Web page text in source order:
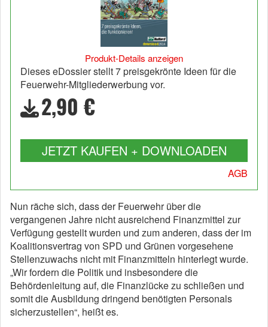
Produkt-Details anzeigen
Dieses eDossier stellt 7 preisgekrönte Ideen für die
Feuerwehr-Mitgliederwerbung vor.
2,90 €
JETZT KAUFEN + DOWNLOADEN
AGB
Nun räche sich, dass der Feuerwehr über die
vergangenen Jahre nicht ausreichend Finanzmittel zur
Verfügung gestellt wurden und zum anderen, dass der im
Koalitionsvertrag von SPD und Grünen vorgesehene
Stellenzuwachs nicht mit Finanzmitteln hinterlegt wurde.
„Wir fordern die Politik und insbesondere die
Behördenleitung auf, die Finanzlücke zu schließen und
somit die Ausbildung dringend benötigten Personals
sicherzustellen“, heißt es.